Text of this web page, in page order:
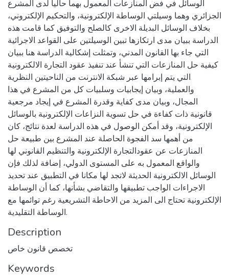
الوسائل في فض المنازعات المعمول بهما حاليا لدى المشرع
الجزائري وهما وسيلتي الوساطة الإلكترونية، والتحكيم الإلكتروني،
بخلاف الوسائل البديلة الاخرى كالصلح والتوفيق كما قامت هذه
الدراسة ببيان مدى ارتكازها تبين الوسيلتين على القواعد الاجرائية
التي جاء بها القانون المدني، وتمثلت إشكالية الدراسة هنا ببيان
كيفية حل المنازعات التي تنشأ عند تنفيذ عقود التجارة الالكترونية
التي يتم إبرامها عبر شبكة الانترنت من الناحيتين النظرية
والعملية، وبيان إيجابيات وسلبيات كل من المشرع في هذا
المجال، وبيان مدى كفاية وقدرة المشرع في إيجاد مرجعية
قانونية ذات كفاءة في حل تسوية النزاعات الإلكترونية بالوسائل
الإلكترونية، وقد أمكن الوصول في هذه الدراسة لعدة نتائج، كان
من أهمها سد الفجوة الحاصلة عند المشرع بين طبيعة حل
المنازعات عن عقودالتجارة الإلكترونية والتنظيم القانوني لها
والواقع المعمول به على المستوى الدولي، إضافة لذلك فإن
الوسائل الالكترونية الحديثة لاتجد لها مكانا في التطبيق عند تحديد
الاجراءات الواجب تطبيقها والتقاضي بشأنها، كما أن الوساطة
الإلكترونية تحتاج الى المزيد من الاحاطة التشريعية رغم توائمها مع
الوساطة التقليدية.
Description
تخصص قانون خاص
Keywords